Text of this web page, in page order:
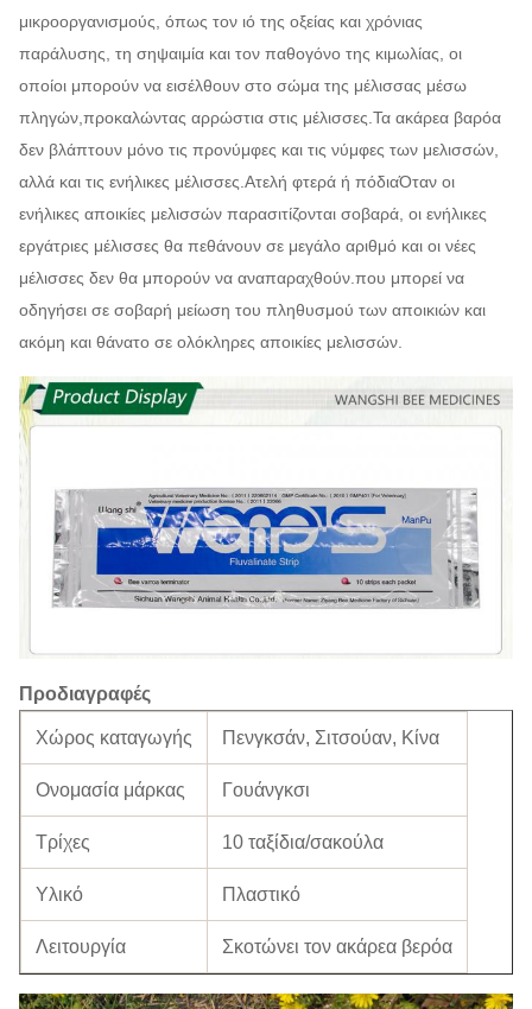
μικροοργανισμούς, όπως τον ιό της οξείας και χρόνιας
παράλυσης, τη σηψαιμία και τον παθογόνο της κιμωλίας, οι
οποίοι μπορούν να εισέλθουν στο σώμα της μέλισσας μέσω
πληγών,προκαλώντας αρρώστια στις μέλισσες.Τα ακάρεα βαρόα
δεν βλάπτουν μόνο τις προνύμφες και τις νύμφες των μελισσών,
αλλά και τις ενήλικες μέλισσες.Ατελή φτερά ή πόδιαΌταν οι
ενήλικες αποικίες μελισσών παρασιτίζονται σοβαρά, οι ενήλικες
εργάτριες μέλισσες θα πεθάνουν σε μεγάλο αριθμό και οι νέες
μέλισσες δεν θα μπορούν να αναπαραχθούν.που μπορεί να
οδηγήσει σε σοβαρή μείωση του πληθυσμού των αποικιών και
ακόμη και θάνατο σε ολόκληρες αποικίες μελισσών.
Προδιαγραφές
Χώρος καταγωγής Πενγκσάν, Σιτσούαν, Κίνα
Ονομασία μάρκας Γουάνγκσι
Τρίχες 10 ταξίδια/σακούλα
Υλικό Πλαστικό
Λειτουργία Σκοτώνει τον ακάρεα βερόα